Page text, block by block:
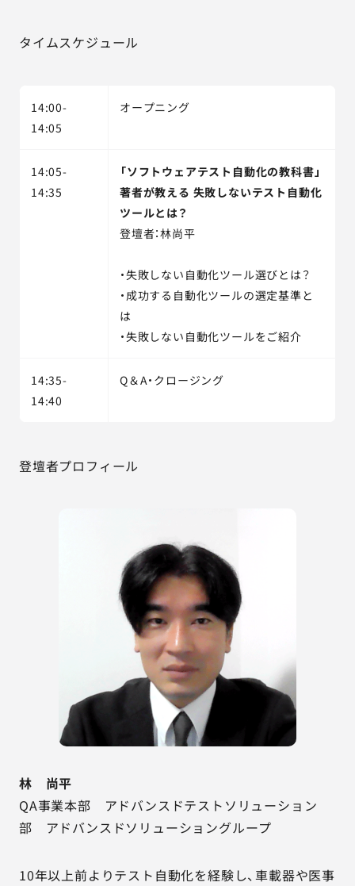
タイムスケジュール
14:00-
14:05
オープニング
14:05-
14:35
「ソフトウェアテスト自動化の教科書」
著者が教える 失敗しないテスト自動化
ツールとは？
登壇者：林尚平
・失敗しない自動化ツール選びとは？
・成功する自動化ツールの選定基準と
は
・失敗しない自動化ツールをご紹介
14:35-
14:40
Q＆A・クロージング
登壇者プロフィール
林 尚平
QA事業本部 アドバンスドテストソリューション
部 アドバンスドソリューショングループ
10年以上前よりテスト自動化を経験し、車載器や医事